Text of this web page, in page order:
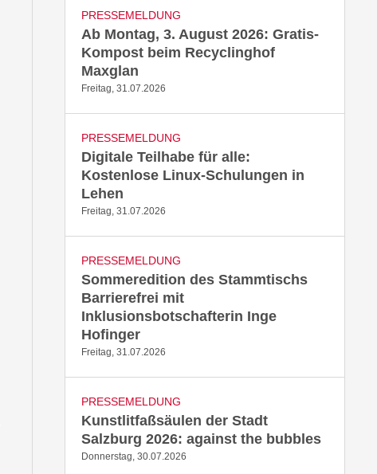
PRESSEMELDUNG
Ab Montag, 3. August 2026: Gratis-
Kompost beim Recyclinghof
Maxglan
Freitag, 31.07.2026
PRESSEMELDUNG
Digitale Teilhabe für alle:
Kostenlose Linux-Schulungen in
Lehen
Freitag, 31.07.2026
PRESSEMELDUNG
Sommeredition des Stammtischs
Barrierefrei mit
Inklusionsbotschafterin Inge
Hofinger
Freitag, 31.07.2026
PRESSEMELDUNG
Kunstlitfaßsäulen der Stadt
Salzburg 2026: against the bubbles
Donnerstag, 30.07.2026